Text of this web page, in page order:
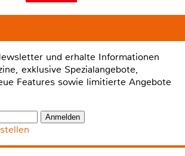
und erhalte Informationen
exklusive Spezialangebote,
Features sowie limitierte Angebote